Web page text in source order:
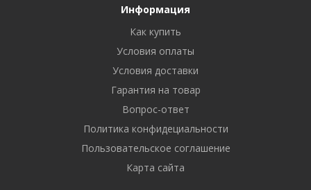
Информация
Как купить
Условия оплаты
Условия доставки
Гарантия на товар
Вопрос-ответ
Политика конфидециальности
Пользовательское соглашение
Карта сайта